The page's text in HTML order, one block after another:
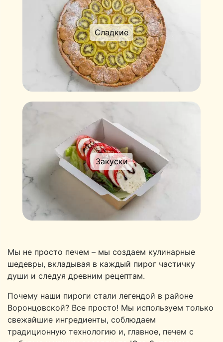
Сладкие
Закуски
Мы не просто печем – мы создаем кулинарные
шедевры, вкладывая в каждый пирог частичку
души и следуя древним рецептам.
Почему наши пироги стали легендой в районе
Воронцовской? Все просто! Мы используем только
свежайшие ингредиенты, соблюдаем
традиционную технологию и, главное, печем с